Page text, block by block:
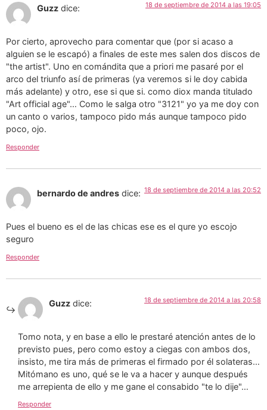
Guzz dice: 18 de septiembre de 2014 a las 19:05
Por cierto, aprovecho para comentar que (por si acaso a
alguien se le escapó) a finales de este mes salen dos discos de
"the artist". Uno en comándita que a priori me pasaré por el
arco del triunfo así de primeras (ya veremos si le doy cabida
más adelante) y otro, ese si que si. como diox manda titulado
"Art official age"… Como le salga otro "3121" yo ya me doy con
un canto o varios, tampoco pido más aunque tampoco pido
poco, ojo.
Responder
bernardo de andres dice: 18 de septiembre de 2014 a las 20:52
Pues el bueno es el de las chicas ese es el qure yo escojo
seguro
Responder
Guzz dice: 18 de septiembre de 2014 a las 20:58
Tomo nota, y en base a ello le prestaré atención antes de lo
previsto pues, pero como estoy a ciegas con ambos dos,
insisto, me tira más de primeras el firmado por él solateras…
Mitómano es uno, qué se le va a hacer y aunque después
me arrepienta de ello y me gane el consabido "te lo dije"…
Responder